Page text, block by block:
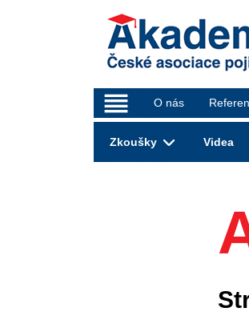
_ O nás
Zkoušky Videa